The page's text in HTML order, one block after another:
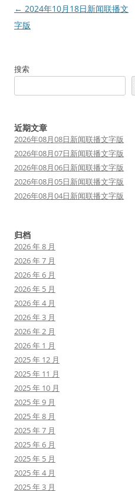
文
章
← 2024年10月18日新闻联播文
字版
搜索
近期文章
2026年08月08日新闻联播文字版
2026年08月07日新闻联播文字版
2026年08月06日新闻联播文字版
2026年08月05日新闻联播文字版
2026年08月04日新闻联播文字版
归档
2026 年 8 月
2026 年 7 月
2026 年 6 月
2026 年 5 月
2026 年 4 月
2026 年 3 月
2026 年 2 月
2026 年 1 月
2025 年 12 月
2025 年 11 月
2025 年 10 月
2025 年 9 月
2025 年 8 月
2025 年 7 月
2025 年 6 月
2025 年 5 月
2025 年 4 月
2025 年 3 月